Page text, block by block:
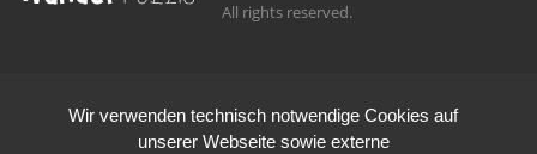
All rights reserved.
Wir verwenden technisch notwendige Cookies auf
unserer Webseite sowie externe